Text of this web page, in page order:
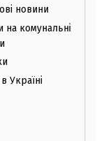
новини
на комунальні
Україні